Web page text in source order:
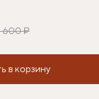
600 ₽
в корзину